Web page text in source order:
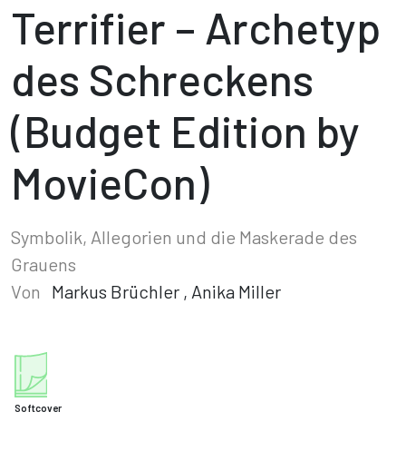
Terrifier – Archetyp
des Schreckens
(Budget Edition by
MovieCon)
Symbolik, Allegorien und die Maskerade des
Grauens
Von
Markus Brüchler , Anika Miller
Softcover